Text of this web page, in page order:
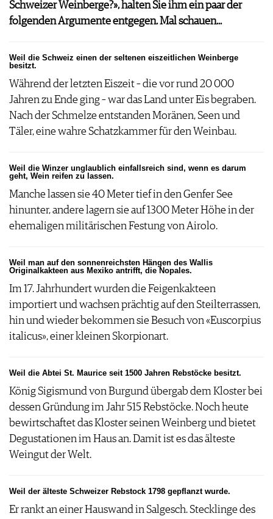
PRESSE
AGB & DATENSCHUTZ
Schweizer Weinberge?», halten Sie ihm ein paar der
folgenden Argumente entgegen. Mal schauen...
Weil die Schweiz einen der seltenen eiszeitlichen Weinberge
besitzt.
Während der letzten Eiszeit – die vor rund 20 000
Jahren zu Ende ging – war das Land unter Eis begraben.
Nach der Schmelze entstanden Moränen, Seen und
Täler, eine wahre Schatzkammer für den Weinbau.
Weil die Winzer unglaublich einfallsreich sind, wenn es darum
geht, Wein reifen zu lassen.
Manche lassen sie 40 Meter tief in den Genfer See
hinunter, andere lagern sie auf 1300 Meter Höhe in der
ehemaligen militärischen Festung von Airolo.
Weil man auf den sonnenreichsten Hängen des Wallis
Originalkakteen aus Mexiko antrifft, die Nopales.
Im 17. Jahrhundert wurden die Feigenkakteen
importiert und wachsen prächtig auf den Steilterrassen,
hin und wieder bekommen sie Besuch von «Euscorpius
italicus», einer kleinen Skorpionart.
Weil die Abtei St. Maurice seit 1500 Jahren Rebstöcke besitzt.
König Sigismund von Burgund übergab dem Kloster bei
dessen Gründung im Jahr 515 Rebstöcke. Noch heute
bewirtschaftet das Kloster seinen Weinberg und bietet
Degustationen im Haus an. Damit ist es das älteste
Weingut der Welt.
Weil der älteste Schweizer Rebstock 1798 gepflanzt wurde.
Er rankt an einer Hauswand in Salgesch. Stecklinge des